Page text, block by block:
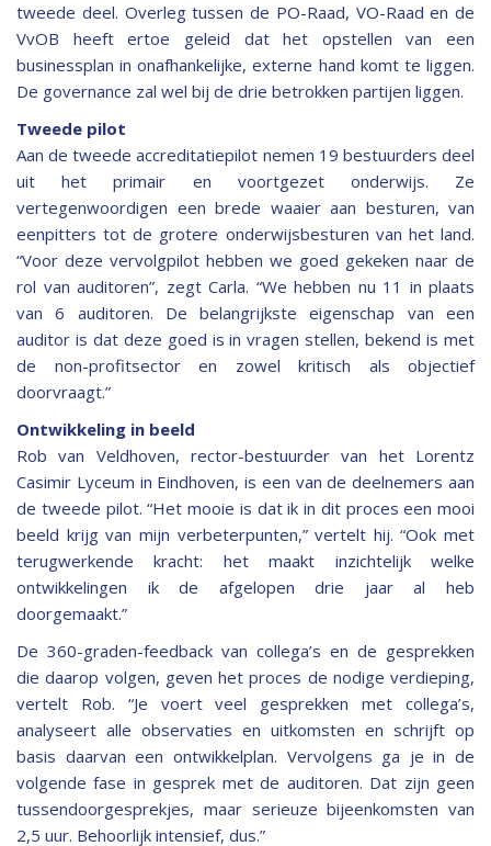
tweede deel. Overleg tussen de PO-Raad, VO-Raad en de
VvOB heeft ertoe geleid dat het opstellen van een
businessplan in onafhankelijke, externe hand komt te liggen.
De governance zal wel bij de drie betrokken partijen liggen.
Tweede pilot
Aan de tweede accreditatiepilot nemen 19 bestuurders deel
uit het primair en voortgezet onderwijs. Ze
vertegenwoordigen een brede waaier aan besturen, van
eenpitters tot de grotere onderwijsbesturen van het land.
“Voor deze vervolgpilot hebben we goed gekeken naar de
rol van auditoren”, zegt Carla. “We hebben nu 11 in plaats
van 6 auditoren. De belangrijkste eigenschap van een
auditor is dat deze goed is in vragen stellen, bekend is met
de non-profitsector en zowel kritisch als objectief
doorvraagt.”
Ontwikkeling in beeld
Rob van Veldhoven, rector-bestuurder van het Lorentz
Casimir Lyceum in Eindhoven, is een van de deelnemers aan
de tweede pilot. “Het mooie is dat ik in dit proces een mooi
beeld krijg van mijn verbeterpunten,” vertelt hij. “Ook met
terugwerkende kracht: het maakt inzichtelijk welke
ontwikkelingen ik de afgelopen drie jaar al heb
doorgemaakt.”
De 360-graden-feedback van collega’s en de gesprekken
die daarop volgen, geven het proces de nodige verdieping,
vertelt Rob. “Je voert veel gesprekken met collega’s,
analyseert alle observaties en uitkomsten en schrijft op
basis daarvan een ontwikkelplan. Vervolgens ga je in de
volgende fase in gesprek met de auditoren. Dat zijn geen
tussendoorgesprekjes, maar serieuze bijeenkomsten van
2,5 uur. Behoorlijk intensief, dus.”